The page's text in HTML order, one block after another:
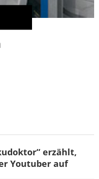
erzählt,
Youtuber auf